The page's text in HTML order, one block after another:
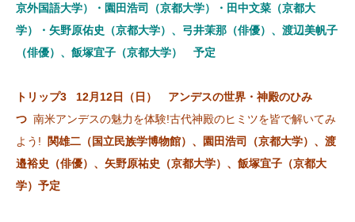
京外国語大学）・園田浩司（京都大学）・田中文菜（京都大
学）・矢野原佑史（京都大学）、弓井茉那（俳優）、渡辺美帆子
（俳優）、飯塚宜子（京都大学） 予定
トリップ3 12月12日（日） アンデスの世界・神殿のひみ
つ 南米アンデスの魅力を体験!古代神殿のヒミツを皆で解いてみ
よう!
関雄二（国立民族学博物館）、園田浩司（京都大学）、渡
邉裕史（俳優）、矢野原祐史（京都大学）、飯塚宜子（京都大
学）予定